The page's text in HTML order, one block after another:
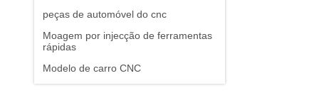
peças de automóvel do cnc
Moagem por injecção de ferramentas
rápidas
Modelo de carro CNC